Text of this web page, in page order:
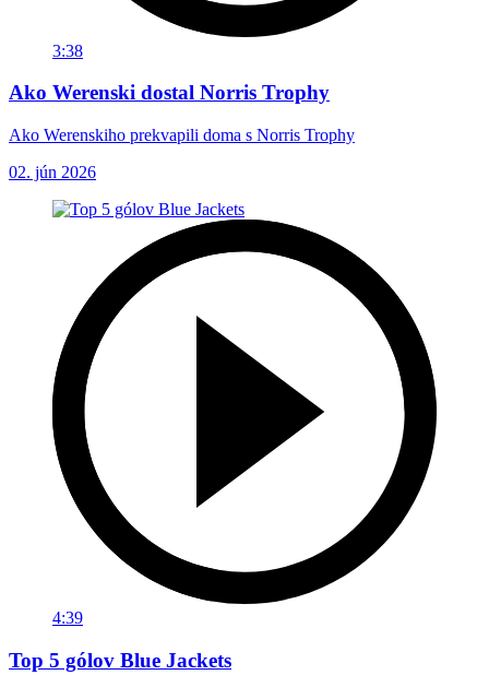
3:38
Ako Werenski dostal Norris Trophy
Ako Werenskiho prekvapili doma s Norris Trophy
02. jún 2026
4:39
Top 5 gólov Blue Jackets